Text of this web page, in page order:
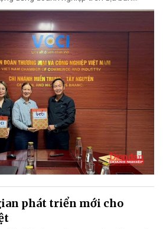
phát triển mới cho